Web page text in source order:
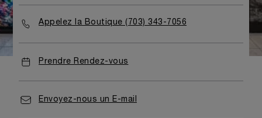
Appelez la Boutique (703) 343-7056
Prendre Rendez-vous
Envoyez-nous un E-mail